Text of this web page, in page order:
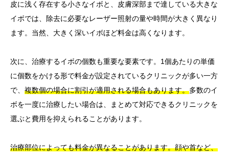
皮に浅く存在する小さなイボと、皮膚深部まで達している大きな
イボでは、除去に必要なレーザー照射の量や時間が大きく異なり
ます。当然、大きく深いイボほど料金は高くなります。
次に、治療するイボの個数も重要な要素です。1個あたりの単価
に個数をかける形で料金が設定されているクリニックが多い一方
で、 複数個の場合に割引が適用される場合もあります。多数のイ
ボを一度に治療したい場合は、まとめて対応できるクリニックを
選ぶと費用を抑えられることがあります。
治療部位によっても料金が異なることがあります。顔や首など、